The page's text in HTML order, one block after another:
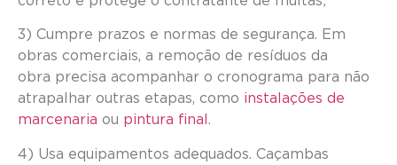
3) Cumpre prazos e normas de segurança. Em
obras comerciais, a remoção de resíduos da
obra precisa acompanhar o cronograma para não
atrapalhar outras etapas, como instalações de
marcenaria ou pintura final .
4) Usa equipamentos adequados. Caçambas